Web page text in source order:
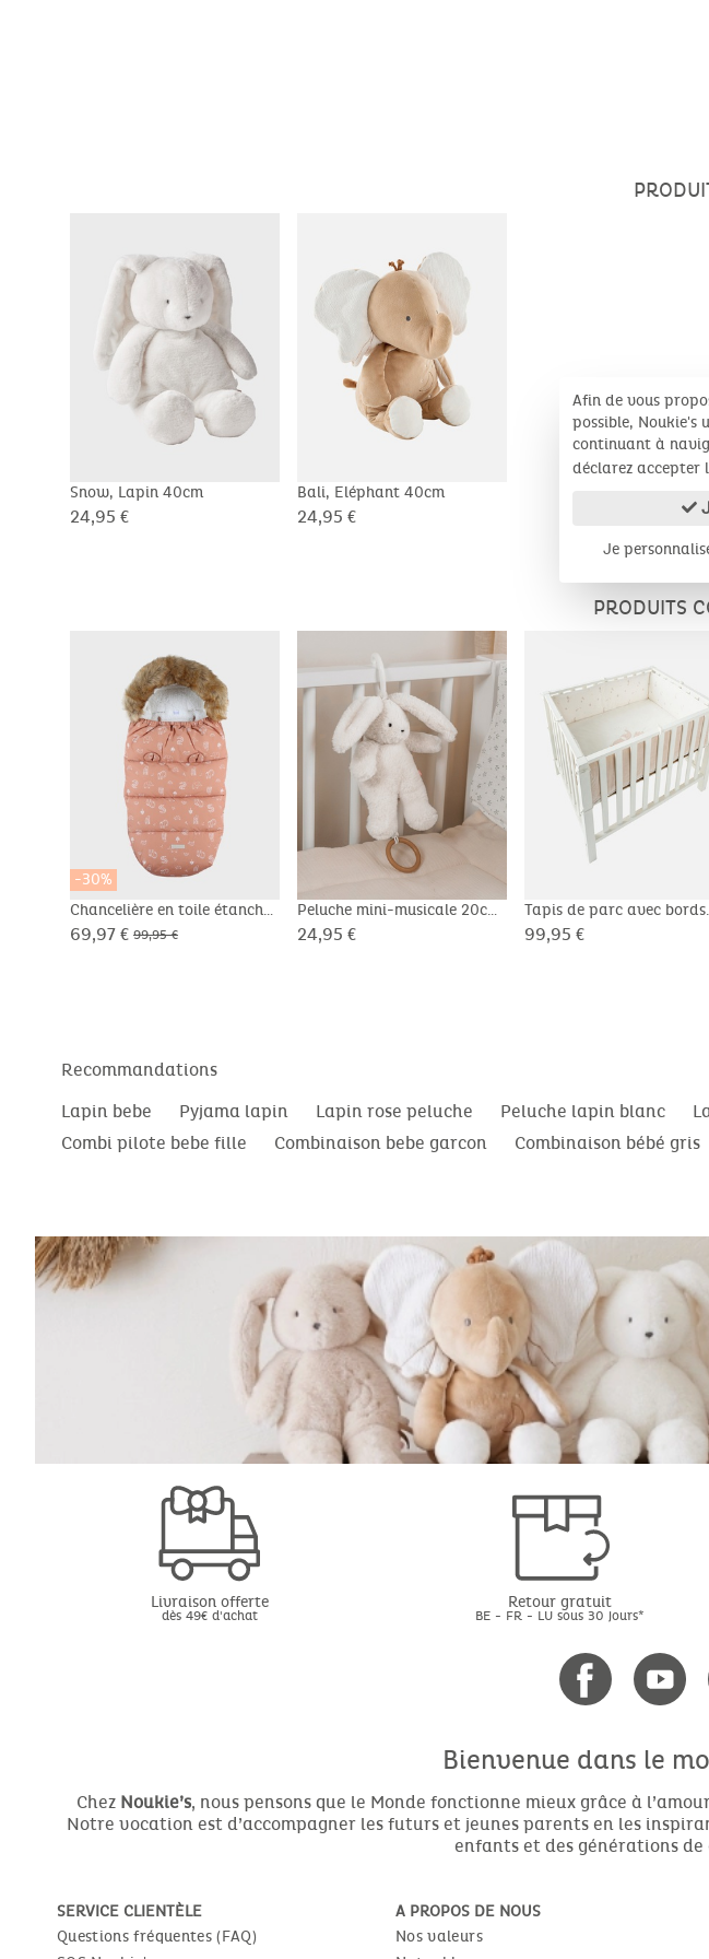
Snow, Lapin 40cm
24,95 €
Bali, Eléphant 40cm
24,95 €
PRODUITS
-30%
Chancelière en toile étanche
69,97 € 99,95 €
Peluche mini-musicale 20cm
- Snow
24,95 €
Tapis de parc avec bords
75x95cm, Veloudoux® -
99,95 €
Recommandations
Lapin bebe
Pyjama lapin Lapin rose peluche Peluche lapin blanc
Combi pilote bebe fille
Combinaison bebe garcon Combinaison bébé gris
Livraison offerte
dès 49€ d'achat
Retour gratuit
BE - FR - LU sous 30 jours*
Bienvenue dans le
Chez Noukie’s, nous pensons que le Monde fonctionne mieux grâce à
Notre vocation est d’accompagner les futurs et jeunes parents en les
enfants et des générations de
SERVICE CLIENTÈLE
Questions fréquentes (FAQ)
A PROPOS DE NOUS
Nos valeurs
Afin de vous
possible, Noukie's
continuant à
déclarez accepter
Je